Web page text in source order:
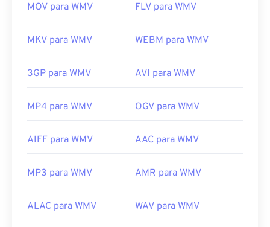
MOV para WMV FLV para WMV
MKV para WMV WEBM para WMV
3GP para WMV AVI para WMV
MP4 para WMV OGV para WMV
AIFF para WMV AAC para WMV
MP3 para WMV AMR para WMV
ALAC para WMV WAV para WMV